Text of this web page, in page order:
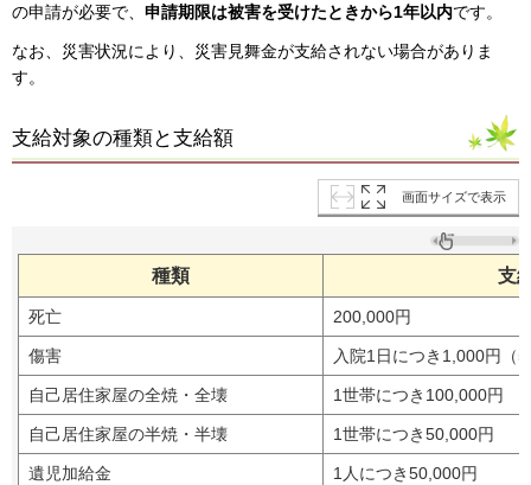
の申請が必要で、 申請期限は被害を受けたときから1年以内です。
なお、災害状況により、災害見舞金が支給されない場合がありま
す。
支給対象の種類と支給額
画面サイズで表示
種類 支
死亡 200,000円
傷害 入院1日につき1,000円（
自己居住家屋の全焼・全壊 1世帯につき100,000円
自己居住家屋の半焼・半壊 1世帯につき50,000円
遺児加給金 1人につき50,000円